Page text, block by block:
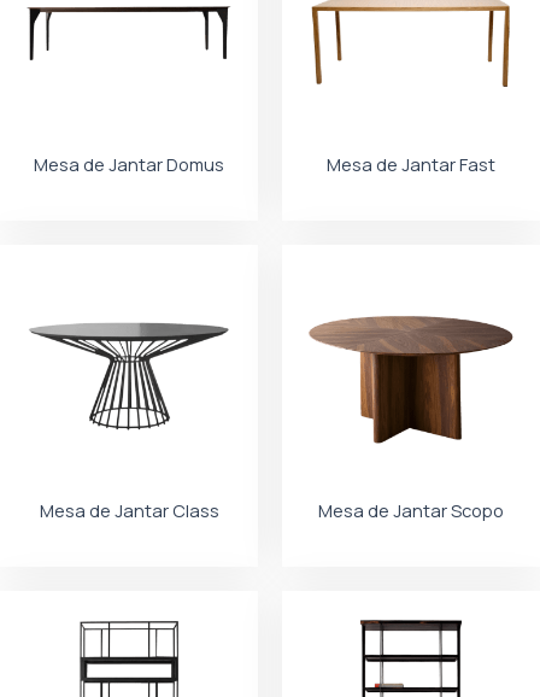
Mesa de Jantar Domus Mesa de Jantar Fast
Mesa de Jantar Class Mesa de Jantar Scopo